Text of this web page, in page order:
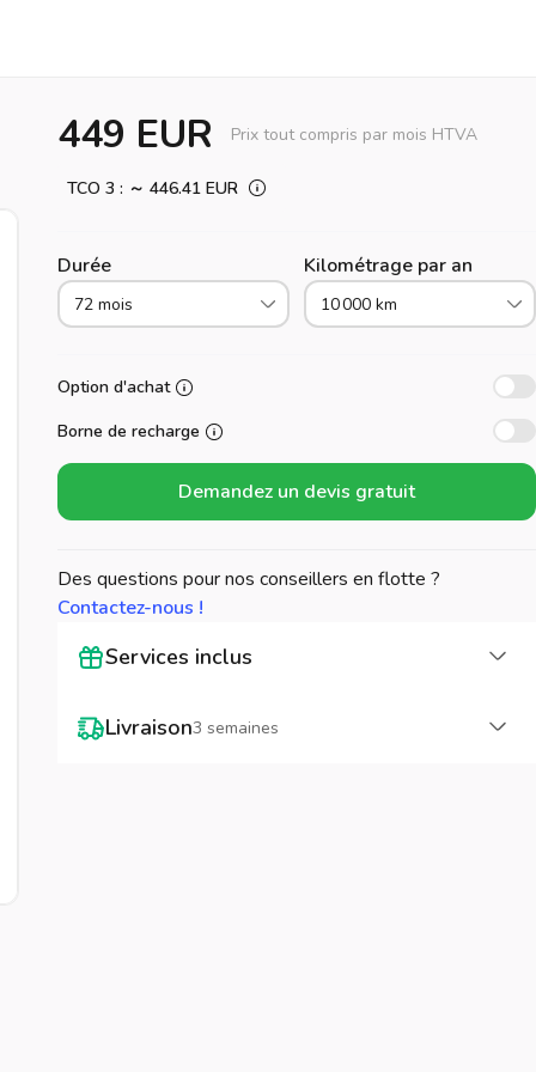
449 EUR Prix tout compris par mois HTVA
TCO 3 : ～ 446.41 EUR
Durée
72 mois
Kilométrage par an
10 000 km
Option d'achat
Borne de recharge
Demandez un devis gratuit
Des questions pour nos conseillers en flotte ?
Contactez-nous !
Services inclus
Livraison3 semaines